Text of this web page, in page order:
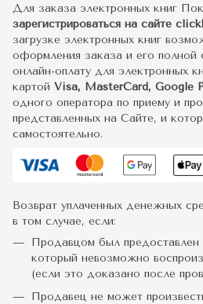
Для заказа электронных книг
зарегистрироваться на сайте
загрузке электронных книг
оформления заказа и его полной
онлайн-оплату для электронных
картой Visa, MasterCard, Google
одного оператора по приему и
представленных на Сайте, и
самостоятельно.
Возврат уплаченных денежных
в том случае, если:
Продавцом был
который невозможно
(если это доказано после
Продавец не может